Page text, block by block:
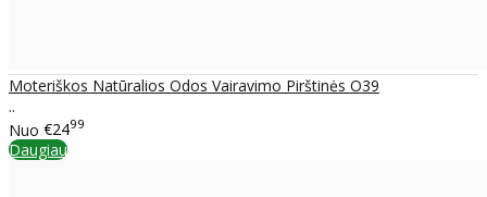
Moteriškos Natūralios Odos Vairavimo Pirštinės O39
..
Nuo €2499
Daugiau